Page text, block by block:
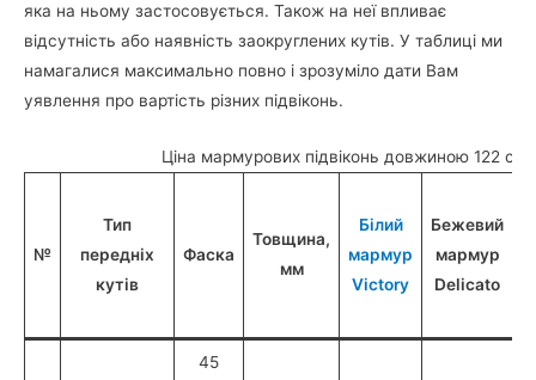
яка на ньому застосовується. Також на неї впливає
відсутність або наявність заокруглених кутів. У таблиці ми
намагалися максимально повно і зрозуміло дати Вам
уявлення про вартість різних підвіконь.
Ціна мармурових підвіконь довжиною 122
№
Тип
передніх
кутів
Фаска
Товщина,
мм
Білий
мармур
Victory
Бежевий
мармур
Delicato
45